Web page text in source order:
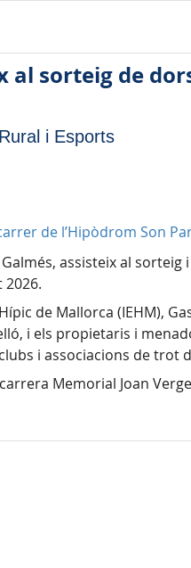
al sorteig de
i Esports
de l’Hipòdrom Son
assisteix al
de Mallorca (IEHM),
i els propietaris i
i associacions de trot
Memorial Joan